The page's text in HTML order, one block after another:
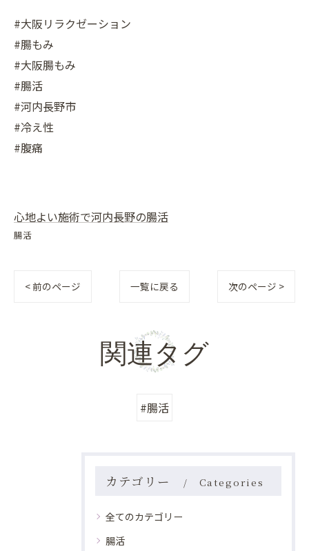
#大阪リラクゼーション
#腸もみ
#大阪腸もみ
#腸活
#河内長野市
#冷え性
#腹痛
心地よい施術で河内長野の腸活
腸活
< 前のページ 一覧に戻る 次のページ >
関連タグ
#腸活
カテゴリー Categories
全てのカテゴリー
腸活